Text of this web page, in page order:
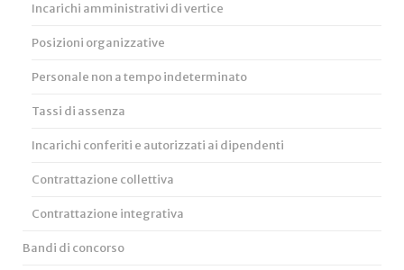
Incarichi amministrativi di vertice
Posizioni organizzative
Personale non a tempo indeterminato
Tassi di assenza
Incarichi conferiti e autorizzati ai dipendenti
Contrattazione collettiva
Contrattazione integrativa
Bandi di concorso